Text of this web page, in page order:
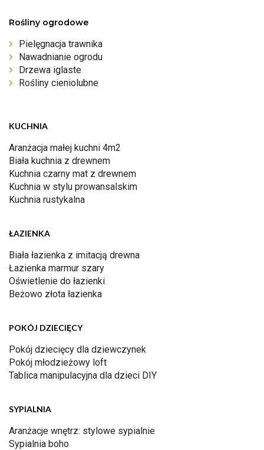
Rośliny ogrodowe
Pielęgnacja trawnika
Nawadnianie ogrodu
Drzewa iglaste
Rośliny cieniolubne
KUCHNIA
Aranżacja małej kuchni 4m2
Biała kuchnia z drewnem
Kuchnia czarny mat z drewnem
Kuchnia w stylu prowansalskim
Kuchnia rustykalna
ŁAZIENKA
Biała łazienka z imitacją drewna
Łazienka marmur szary
Oświetlenie do łazienki
Beżowo złota łazienka
POKÓJ DZIECIĘCY
Pokój dziecięcy dla dziewczynek
Pokój młodzieżowy loft
Tablica manipulacyjna dla dzieci DIY
SYPIALNIA
Aranżacje wnętrz: stylowe sypialnie
Sypialnia boho